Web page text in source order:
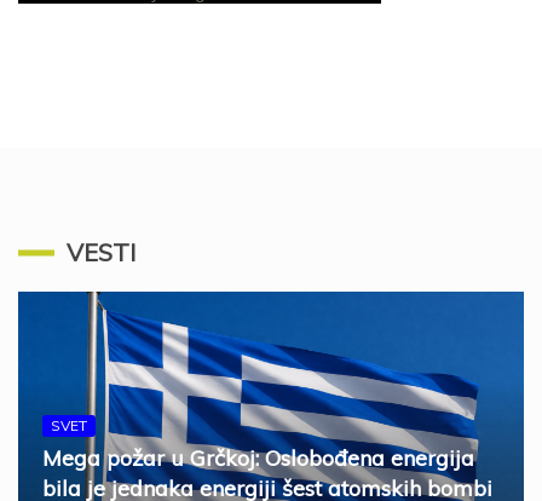
VESTI
SVET
Mega požar u Grčkoj: Oslobođena energija
bila je jednaka energiji šest atomskih bombi